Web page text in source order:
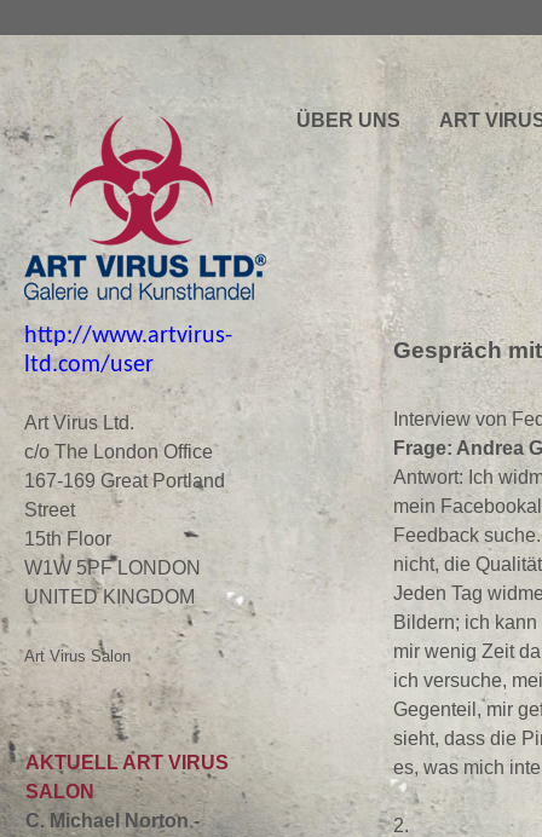
http://www.artvirus-
ltd.com/user
Art Virus Ltd.
c/o The London Office
167-169 Great Portland
Street
15th Floor
W1W 5PF LONDON
UNITED KINGDOM
Art Virus Salon
AKTUELL ART VIRUS
SALON
C. Michael Norton -
ÜBER UNS ART
Gespräch
Interview von
Frage: Andrea
Antwort: Ich
mein
Feedback
nicht, die
Jeden Tag
Bildern; ich
mir wenig Zeit
ich versuche,
Gegenteil, mir
sieht, dass die
es, was mich
2.